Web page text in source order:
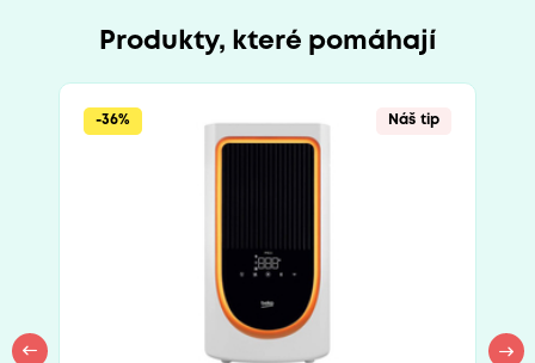
Produkty, které pomáhají
-36% Náš tip